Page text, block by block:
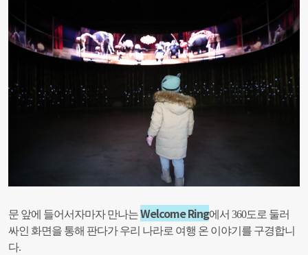
문 앞에 들어서자마자 만나는Welcome Ring에서 360도로 둘러
싸인 화면을 통해 판다가 우리 나라로 여행 온 이야기를 구경합니
다.